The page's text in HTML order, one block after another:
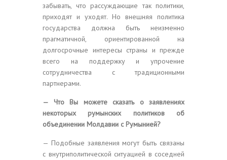
забывать, что рассуждающие так политики,
приходят и уходят. Но внешняя политика
государства должна быть неизменно
прагматичной, ориентированной на
долгосрочные интересы страны и прежде
всего на поддержку и упрочение
сотрудничества с традиционными
партнерами.
— Что Вы можете сказать о заявлениях
некоторых румынских политиков об
объединении Молдавии с Румынией?
— Подобные заявления могут быть связаны
с внутриполитической ситуацией в соседней